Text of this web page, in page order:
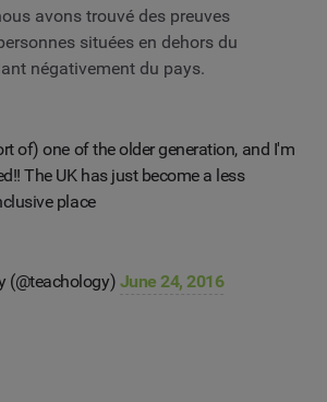
avons trouvé des preuves
situées en dehors du
négativement du pays.
of) one of the older generation, and I'm
The UK has just become a less
place
(@teachology) June 24, 2016